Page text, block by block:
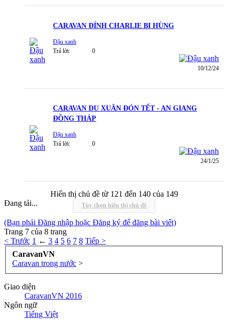
CARAVAN ĐỈNH CHARLIE BI HÙNG
Đậu xanh
Trả lời:
0
10/12/24
CARAVAN DU XUÂN ĐÓN TẾT - AN GIANG
ĐỒNG THÁP
Đậu xanh
Trả lời:
0
24/1/25
Hiển thị chủ đề từ 121 đến 140 của 149
Tùy chọn hiển thị chủ đề
Đang tải...
(Bạn phải Đăng nhập hoặc Đăng ký để đăng bài viết)
Trang 7 của 8 trang
< Trước 1 ← 3 4 5 6 7 8 Tiếp >
CaravanVN
Caravan trong nước >
Giao diện
CaravanVN 2016
Ngôn ngữ
Tiếng Việt